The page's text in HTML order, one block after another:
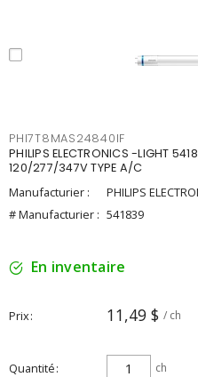
PHI7T8MAS24840IF
PHILIPS ELECTRONICS -LIGHT
120/277/347V TYPE A/C
Manufacturier :
PHILIPS
# Manufacturier : 541839
En inventaire
Prix 11,49 $ / ch
Quantité ch